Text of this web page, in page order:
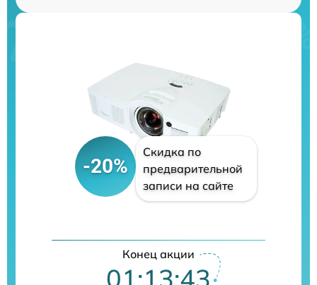
-20%
Скидка по
предварительной
записи на сайте
Конец акции
01:13:42